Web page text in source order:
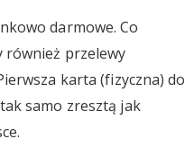
darmowe. Co
również przelewy
karta (fizyczna) do
samo zresztą jak